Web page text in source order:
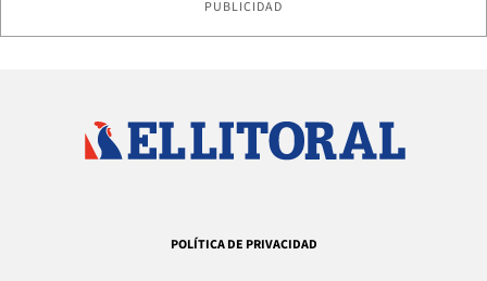
PUBLICIDAD
POLÍTICA DE PRIVACIDAD